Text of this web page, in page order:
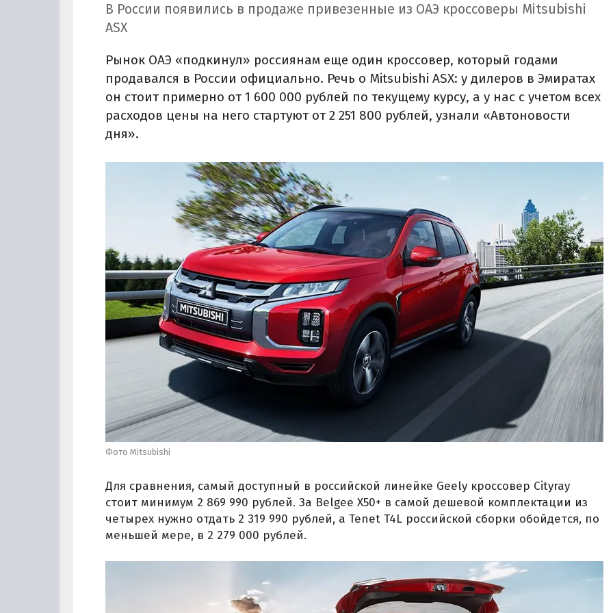
В России появились в продаже привезенные из ОАЭ кроссоверы Mitsubishi
ASX
Рынок ОАЭ «подкинул» россиянам еще один кроссовер, который годами
продавался в России официально. Речь о Mitsubishi ASX: у дилеров в Эмиратах
он стоит примерно от 1 600 000 рублей по текущему курсу, а у нас с учетом всех
расходов цены на него стартуют от 2 251 800 рублей, узнали «Автоновости
дня».
Фото Mitsubishi
Для сравнения, самый доступный в российской линейке Geely кроссовер Cityray
стоит минимум 2 869 990 рублей. За Belgee X50+ в самой дешевой комплектации из
четырех нужно отдать 2 319 990 рублей, а Tenet T4L российской сборки обойдется, по
меньшей мере, в 2 279 000 рублей.